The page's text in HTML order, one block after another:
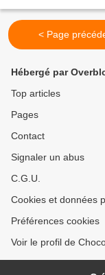
< Page
Hébergé par
Top articles
Pages
Contact
Signaler un abus
C.G.U.
Cookies et données
Préférences cookies
Voir le profil de